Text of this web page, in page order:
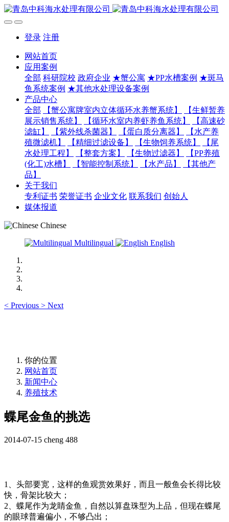
登录 注册
网站首页
应用案例
全部 科研院校 政府企业 ★蟹公寓 ★PP水槽案例 ★斑马
鱼系统案例 ★其他水处理设备案例
产品中心
全部
【蟹公寓牌室内立体循环水养蟹系统】
【生鲜暂养
展示销售系统】
【循环水室内养虾养鱼系统】
【高速砂
滤缸】
【紫外线杀菌器】 【蛋白质分离器】
【水产养
殖微滤机】
【精细过滤设备】 【生物饲养系统】
【尾
水处理工程】
【整套方案】 【生物过滤器】
【PP养殖
(化工)水槽】
【智能控制系统】 【水产品】
【其他产
品】
关于我们
专利证书 荣誉证书 企业文化 联系我们 创始人
媒体报道
Chinese
Multilingual
English
< Previous > Next
你的位置
网站首页
新闻中心
养殖技术
蝶尾金鱼的挑选
2014-07-15 cheng 488
1
、头部要宽，这样的鱼观赏效果好，而且一般鱼会长得比较
快，骨架比较大；
2 、蝶尾作为龙睛金鱼，自然以算盘珠型为上品，但现在蝶尾
的眼球普遍偏小，不够凸出；